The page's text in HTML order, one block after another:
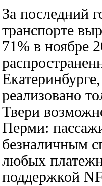
За последний
транспорте
71% в ноябре
реализовано
Твери
Перми:
безналичным
любых
поддержкой